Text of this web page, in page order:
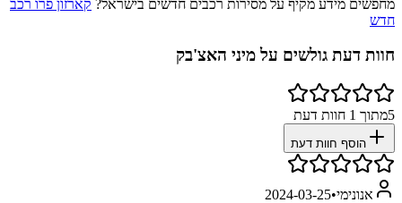
מחפשים מידע מקיף על מסירות רכבים חדשים בישראל? קארזון פרו רכב
חדש
חוות דעת גולשים עלמיני האצ'בק
5מתוך 1 חוות דעת
הוסף חוות דעת
אנונימי•
2024-03-25